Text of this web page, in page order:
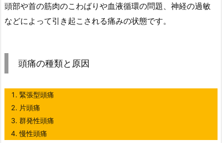
頭部や首の筋肉のこわばりや血液循環の問題、神経の過敏
などによって引き起こされる痛みの状態です。
頭痛の種類と原因
緊張型頭痛
片頭痛
群発性頭痛
慢性頭痛